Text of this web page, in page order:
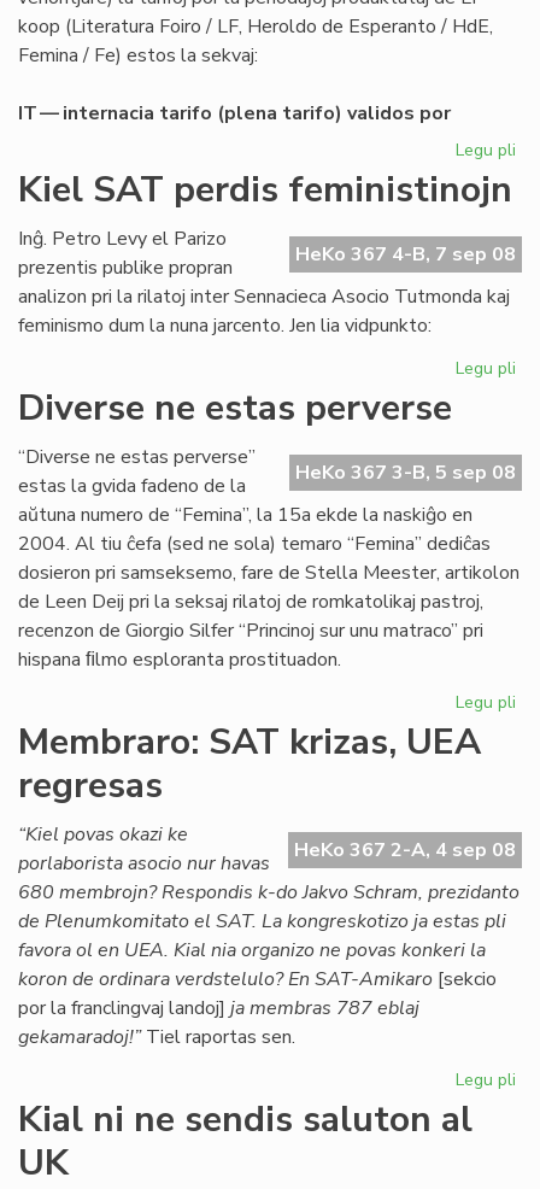
koop (Literatura Foiro / LF, Heroldo de Esperanto / HdE,
Femina / Fe) estos la sekvaj:
IT — internacia tarifo (plena tarifo) validos por
Legu pli
por
Kiel SAT perdis feministinojn
HeKo 367 4-B, 7 sep 08
Inĝ. Petro Levy el Parizo
prezentis publike propran
analizon pri la rilatoj inter Sennacieca Asocio Tutmonda kaj
feminismo dum la nuna jarcento. Jen lia vidpunkto:
Legu pli
Diverse ne estas perverse
HeKo 367 3-B, 5 sep 08
“Diverse ne estas perverse”
estas la gvida fadeno de la
aŭtuna numero de “Femina”, la 15a ekde la naskiĝo en
2004. Al tiu ĉefa (sed ne sola) temaro “Femina” dediĉas
dosieron pri samseksemo, fare de Stella Meester, artikolon
de Leen Deij pri la seksaj rilatoj de romkatolikaj pastroj,
recenzon de Giorgio Silfer “Princinoj sur unu matraco” pri
hispana ﬁlmo esploranta prostituadon.
Legu pli
Membraro: SAT krizas, UEA
regresas
HeKo 367 2-A, 4 sep 08
“Kiel povas okazi ke
porlaborista asocio nur havas
680 membrojn? Respondis k-do Jakvo Schram, prezidanto
de Plenumkomitato el SAT. La kongreskotizo ja estas pli
favora ol en UEA. Kial nia organizo ne povas konkeri la
koron de ordinara verdstelulo? En SAT-Amikaro [sekcio
por la franclingvaj landoj] ja membras 787 eblaj
gekamaradoj!”Tiel raportas sen.
Legu pli
Kial ni ne sendis saluton al
UK